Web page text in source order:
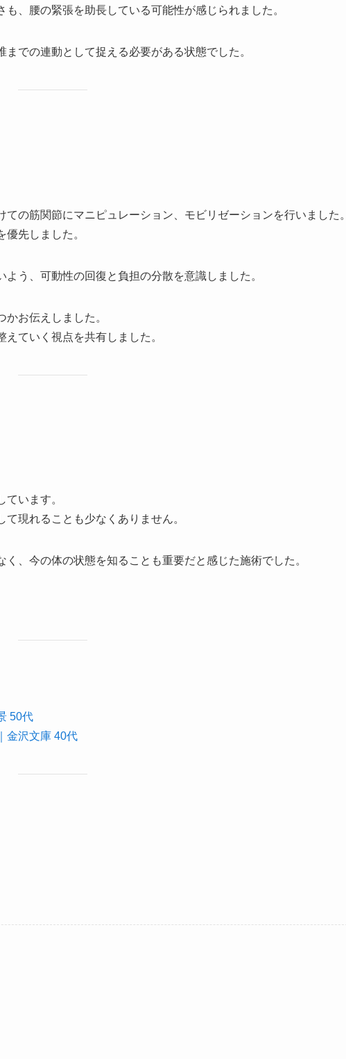
、腰の緊張を助長している可能性が感じられました。
での連動として捉える必要がある状態でした。
の筋関節にマニピュレーション、モビリゼーションを行いました。
先しました。
う、可動性の回復と負担の分散を意識しました。
お伝えしました。
ていく視点を共有しました。
います。
現れることも少なくありません。
、今の体の状態を知ることも重要だと感じた施術でした。
50代
金沢文庫 40代